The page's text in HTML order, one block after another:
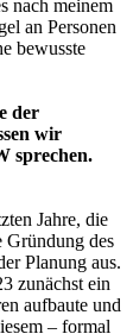
nach meinem
an Personen
bewusste
der
wir
sprechen.
Jahre, die
Gründung des
Planung aus.
zunächst ein
aufbaute und
– formal